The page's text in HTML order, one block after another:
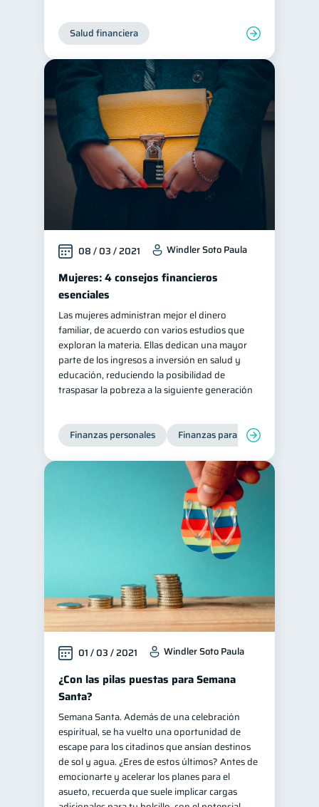
Salud financiera
08 / 03 / 2021 Windler Soto Paula
Mujeres: 4 consejos financieros
esenciales
Las mujeres administran mejor el dinero
familiar, de acuerdo con varios estudios que
exploran la materia. Ellas dedican una mayor
parte de los ingresos a inversión en salud y
educación, reduciendo la posibilidad de
traspasar la pobreza a la siguiente generación
Finanzas personales Finanzas para mujeres
01 / 03 / 2021 Windler Soto Paula
¿Con las pilas puestas para Semana
Santa?
Semana Santa. Además de una celebración
espiritual, se ha vuelto una oportunidad de
escape para los citadinos que ansían destinos
de sol y agua. ¿Eres de estos últimos? Antes de
emocionarte y acelerar los planes para el
asueto, recuerda que suele implicar cargas